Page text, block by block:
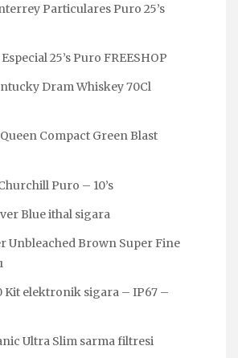
Particulares Puro 25’s
25’s Puro FREESHOP
Dram Whiskey 70Cl
Compact Green Blast
Puro – 10’s
Blue ithal sigara
Unbleached Brown Super Fine
Kit elektronik sigara – IP67 –
Ultra Slim sarma filtresi